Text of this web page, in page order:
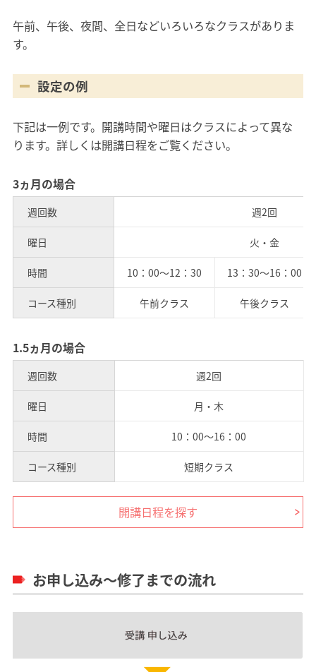
午前、午後、夜間、全日などいろいろなクラスがありま
す。
設定の例
下記は一例です。開講時間や曜日はクラスによって異な
ります。詳しくは開講日程をご覧ください。
3ヵ月の場合
週回数 週2回
曜日 火・金
時間 10：00～12：30 13：30～16：00
コース種別 午前クラス 午後クラス
1.5ヵ月の場合
週回数 週2回
曜日 月・木
時間 10：00～16：00
コース種別 短期クラス
開講日程を探す
お申し込み～修了までの流れ